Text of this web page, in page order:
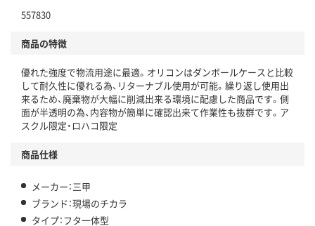
仕組
この商品の環境配慮ポイントです。下記商品詳細「
アスクル商品環境スコア詳細／加点項目
」で確認できます。
557830
商品の特徴
優れた強度で物流用途に最適。オリコンはダンボールケースと比較
して耐久性に優れる為、リターナブル使用が可能。繰り返し使用出
来るため、廃棄物が大幅に削減出来る環境に配慮した商品です。側
面が半透明の為、内容物が簡単に確認出来て作業性も抜群です。ア
スクル限定・ロハコ限定
商品仕様
メーカー：三甲
ブランド：現場のチカラ
タイプ：フタ一体型